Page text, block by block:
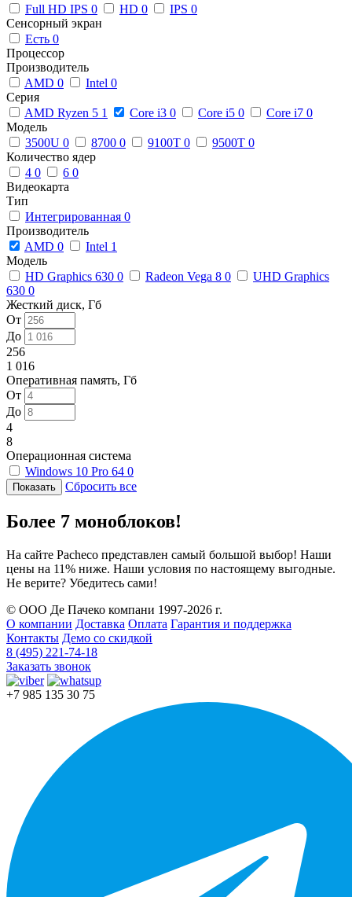
Full HD IPS 0 HD 0 IPS 0
Сенсорный экран
Есть 0
Процессор
Производитель
AMD 0 Intel 0
Серия
AMD Ryzen 5 1 Core i3 0 Core i5 0 Core i7 0
Модель
3500U 0 8700 0 9100T 0 9500T 0
Количество ядер
4 0 6 0
Видеокарта
Тип
Интегрированная 0
Производитель
AMD 0 Intel 1
Модель
HD Graphics 630 0 Radeon Vega 8 0
UHD Graphics
630 0
Жесткий диск, Гб
От
До
256
1 016
Оперативная память, Гб
От
До
4
8
Операционная система
Windows 10 Pro 64 0
Сбросить все
Более 7 моноблоков!
На сайте Pacheco представлен самый большой выбор! Наши
цены на 11% ниже. Наши условия по настоящему выгодные.
Не верите? Убедитесь сами!
© ООО Де Пачеко компани 1997-2026 г.
О компании Доставка Оплата Гарантия и поддержка
Контакты Демо со скидкой
8 (495) 221-74-18
Заказать звонок
+7 985 135 30 75